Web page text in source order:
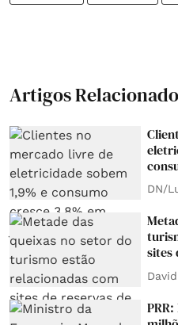
Artigos
DN/
sites